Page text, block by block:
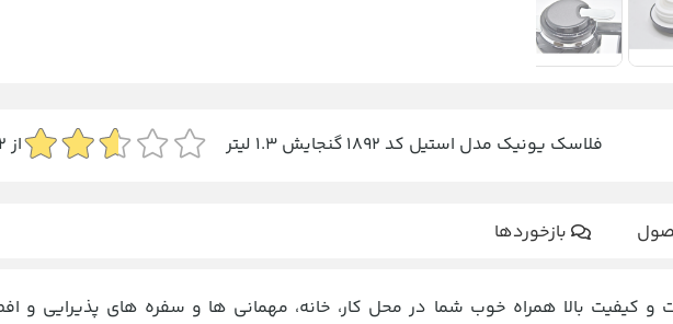
فلاسک یونیک مدل استیل کد 1892 گنجایش 1.3 لیتر از
بازخوردها
کیفیت بالا همراه خوب شما در محل کار، خانه، مهمانی ها و سفره های پذیرایی و